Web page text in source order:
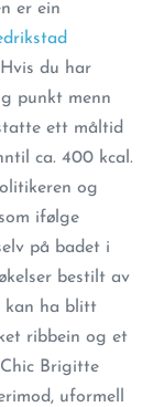
er ein
du har
punkt menn
ett måltid
ca. 400 kcal.
og
ifølge
på badet i
bestilt av
kan ha blitt
ribbein og et
Brigitte
uformell